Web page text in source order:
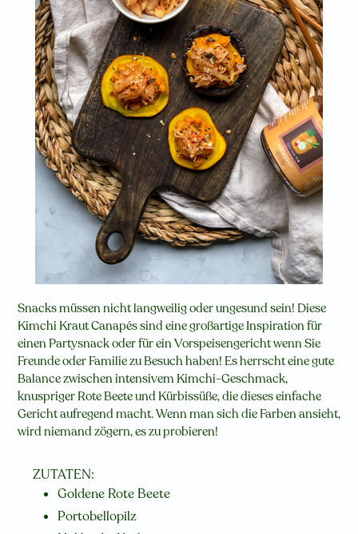
Snacks müssen nicht langweilig oder ungesund sein! Diese
Kimchi Kraut Canapés sind eine großartige Inspiration für
einen Partysnack oder für ein Vorspeisengericht wenn Sie
Freunde oder Familie zu Besuch haben! Es herrscht eine gute
Balance zwischen intensivem Kimchi-Geschmack,
knuspriger Rote Beete und Kürbissüße, die dieses einfache
Gericht aufregend macht. Wenn man sich die Farben ansieht,
wird niemand zögern, es zu probieren!
ZUTATEN:
Goldene Rote Beete
Portobellopilz